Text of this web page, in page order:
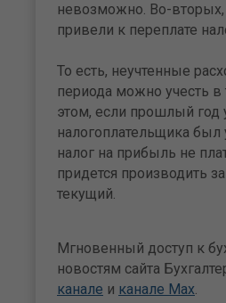
невозможно. Во-
привели к переплате
То есть, неучтенные
периода можно учесть
этом, если прошлый год
налогоплательщика
налог на прибыль не
придется производить
текущий.
Мгновенный доступ к
новостям сайта
канале и канале Max.